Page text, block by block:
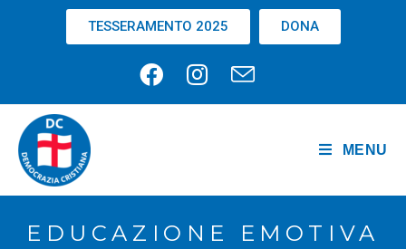
TESSERAMENTO 2025 DONA
MENU
EDUCAZIONE EMOTIVA